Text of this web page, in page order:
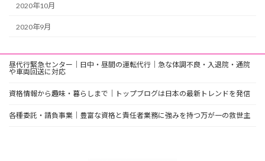
2020年10月
2020年9月
昼代行緊急センター｜日中・昼間の運転代行｜急な体調不良・入退院・通院
や車両回送に対応
資格情報から趣味・暮らしまで｜トップブログは日本の最新トレンドを発信
各種委託・請負事業｜豊富な資格と責任者業務に強みを持つ万が一の救世主